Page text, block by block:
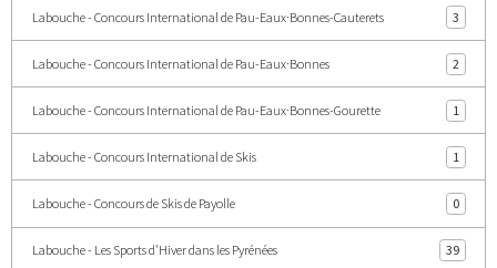
Labouche - Concours International de Pau-Eaux·Bonnes-Cauterets 3
Labouche - Concours International de Pau-Eaux·Bonnes 2
Labouche - Concours International de Pau-Eaux·Bonnes-Gourette 1
Labouche - Concours International de Skis 1
Labouche - Concours de Skis de Payolle 0
Labouche - Les Sports d'Hiver dans les Pyrénées 39